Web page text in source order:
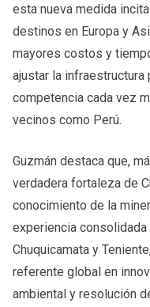
esta nueva medida
destinos en Europa y
mayores costos y
ajustar la infraestructura
competencia cada vez
vecinos como Perú.
Guzmán destaca que,
verdadera fortaleza de
conocimiento de la
experiencia
Chuquicamata y
referente global en
ambiental y resolución